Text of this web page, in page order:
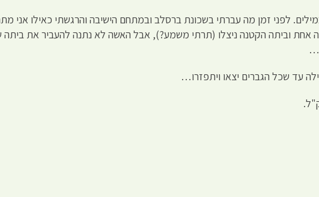
לפני זמן מה עברתי בשכונת ברסלב ובמתחם הישיבה והרגשתי כאילו אני
אחת וביתה הקטנה ניצלו (תרתי משמע?), אבל האשה לא נתנה להעביר את
עד שכל הגברים יצאו ויתפזרו…